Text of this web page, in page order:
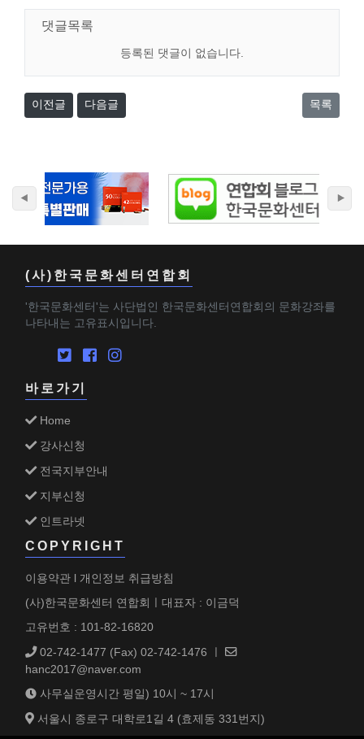
댓글목록
등록된 댓글이 없습니다.
이전글 다음글 목록
(사)한국문화센터연합회
'한국문화센터'는 사단법인 한국문화센터연합회의 문화강좌를
나타내는 고유표시입니다.
바로가기
Home
강사신청
전국지부안내
지부신청
인트라넷
COPYRIGHT
이용약관 개인정보 취급방침
(사)한국문화센터 연합회ㅣ대표자 : 이금덕
고유번호 : 101-82-16820
02-742-1477 (Fax) 02-742-1476 ㅣ
hanc2017@naver.com
사무실운영시간 평일) 10시 ~ 17시
서울시 종로구 대학로1길 4 (효제동 331번지)